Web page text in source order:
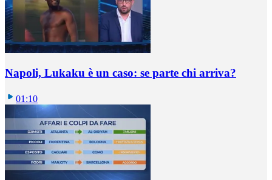
Napoli, Lukaku è un caso: se parte chi arriva?
01:10